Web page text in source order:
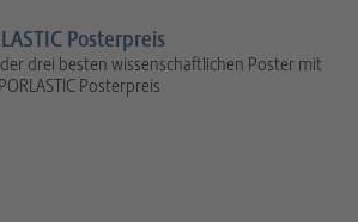
Posterpreis
drei besten wissenschaftlichen Poster mit
Posterpreis